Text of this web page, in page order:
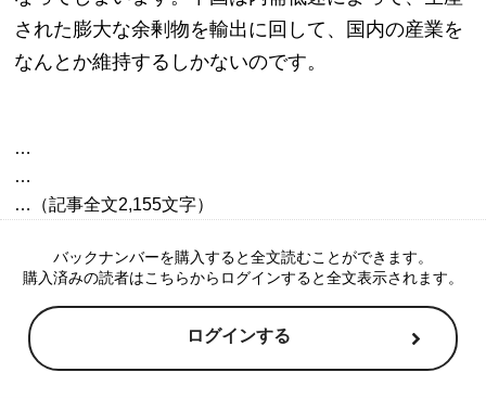
された膨大な余剰物を輸出に回して、国内の産業を
なんとか維持するしかないのです。
…
…
バックナンバーを購入すると全文読むことができます。
購入済みの読者はこちらからログインすると全文表示されます。
ログインする